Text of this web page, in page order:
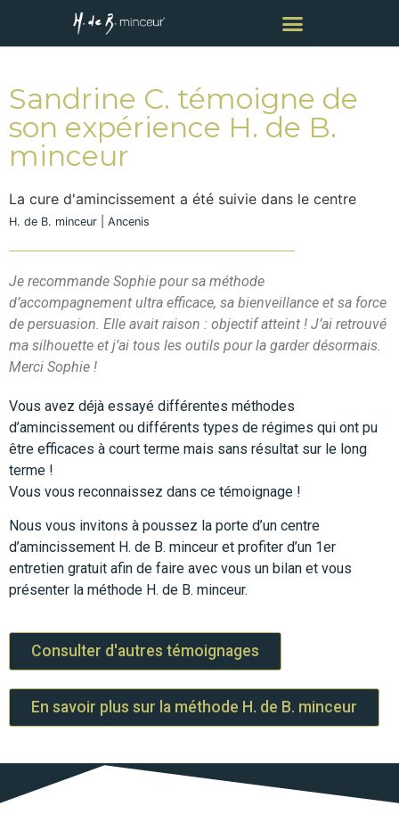
Sandrine C. témoigne de
son expérience H. de B.
minceur
La cure d'amincissement a été suivie dans le centre
H. de B. minceur | Ancenis
Je recommande Sophie pour sa méthode
d’accompagnement ultra efficace, sa bienveillance et sa force
de persuasion. Elle avait raison : objectif atteint ! J’ai retrouvé
ma silhouette et j’ai tous les outils pour la garder désormais.
Merci Sophie !
Vous avez déjà essayé différentes méthodes
d’amincissement ou différents types de régimes qui ont pu
être efficaces à court terme mais sans résultat sur le long
terme !
Vous vous reconnaissez dans ce témoignage !
Nous vous invitons à poussez la porte d’un centre
d’amincissement H. de B. minceur et profiter d’un 1er
entretien gratuit afin de faire avec vous un bilan et vous
présenter la méthode H. de B. minceur.
Consulter d'autres témoignages
En savoir plus sur la méthode H. de B. minceur